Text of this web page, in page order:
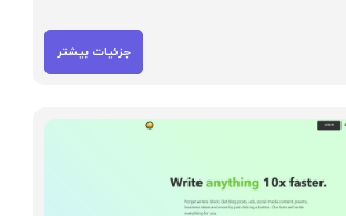
جزئیات بیشتر